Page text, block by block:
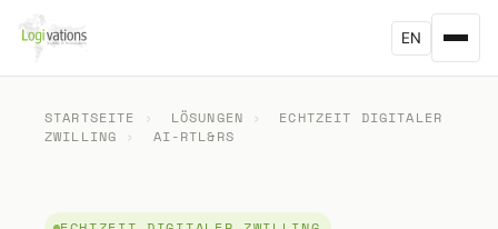
EN
STARTSEITE › LÖSUNGEN ›
ECHTZEIT DIGITALER
ZWILLING
› AI-RTL&RS